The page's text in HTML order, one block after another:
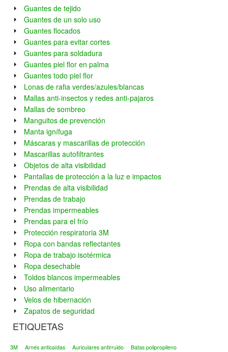
Guantes de tejido
Guantes de un solo uso
Guantes flocados
Guantes para evitar cortes
Guantes para soldadura
Guantes piel flor en palma
Guantes todo piel flor
Lonas de rafia verdes/azules/blancas
Mallas anti-insectos y redes anti-pajaros
Mallas de sombreo
Manguitos de prevención
Manta ignífuga
Máscaras y mascarillas de protección
Mascarillas autofiltrantes
Objetos de alta visibilidad
Pantallas de protección a la luz e impactos
Prendas de alta visibilidad
Prendas de trabajo
Prendas impermeables
Prendas para el frío
Protección respiratoria 3M
Ropa con bandas reflectantes
Ropa de trabajo isotérmica
Ropa desechable
Toldos blancos impermeables
Uso alimentario
Velos de hibernación
Zapatos de seguridad
ETIQUETAS
3M Arnés anticaídas Auriculares antirruido
Batas polipropileno